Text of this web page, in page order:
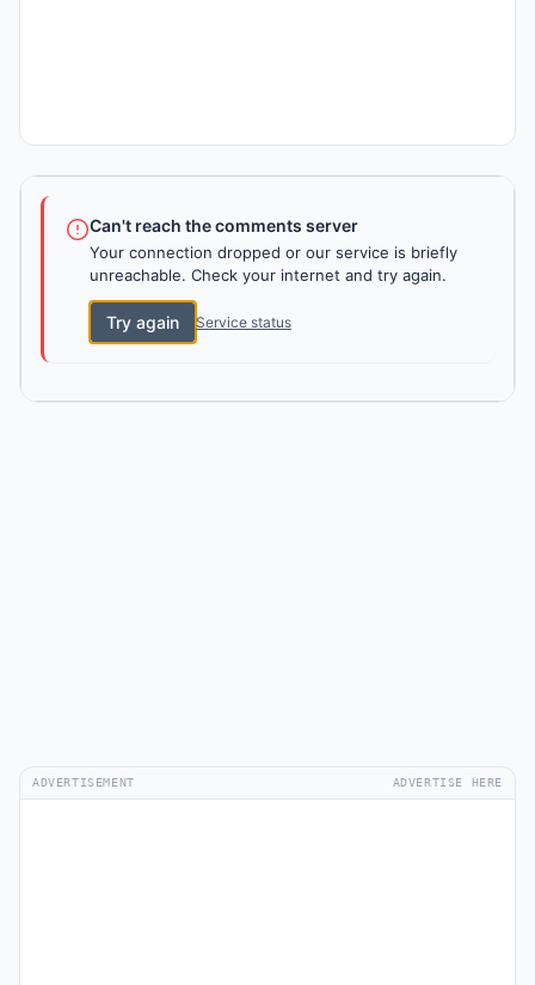
Can't reach the comments server
Your connection dropped or our service is briefly
unreachable. Check your internet and try again.
Try again Service status
ADVERTISEMENT ADVERTISE HERE